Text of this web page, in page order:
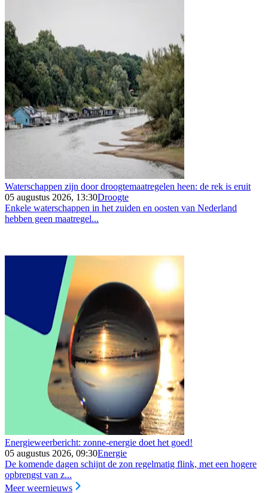
Waterschappen zijn door droogtemaatregelen heen: de rek is eruit
05 augustus 2026, 13:30Droogte
Enkele waterschappen in het zuiden en oosten van Nederland
hebben geen maatregel...
Energieweerbericht: zonne-energie doet het goed!
05 augustus 2026, 09:30Energie
De komende dagen schijnt de zon regelmatig flink, met een hogere
opbrengst van z...
Meer weernieuws